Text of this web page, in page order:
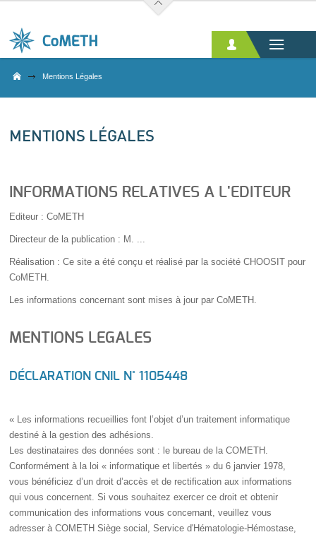
Mentions Légales
MENTIONS LÉGALES
INFORMATIONS RELATIVES A L'EDITEUR
Editeur : CoMETH
Directeur de la publication : M. ...
Réalisation : Ce site a été conçu et réalisé par la société CHOOSIT pour
CoMETH.
Les informations concernant sont mises à jour par CoMETH.
MENTIONS LEGALES
DÉCLARATION CNIL N° 1105448
« Les informations recueillies font l’objet d’un traitement informatique
destiné à la gestion des adhésions.
Les destinataires des données sont : le bureau de la COMETH.
Conformément à la loi « informatique et libertés » du 6 janvier 1978,
vous bénéficiez d’un droit d’accès et de rectification aux informations
qui vous concernent. Si vous souhaitez exercer ce droit et obtenir
communication des informations vous concernant, veuillez vous
adresser à COMETH Siège social, Service d'Hématologie-Hémostase,